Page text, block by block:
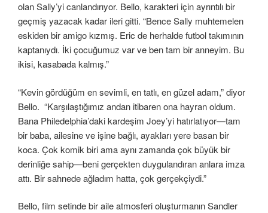
olan Sally’yi canlandırıyor. Bello, karakteri için ayrıntılı bir
geçmiş yazacak kadar ileri gitti. “Bence Sally muhtemelen
eskiden bir amigo kızmış. Eric de herhalde futbol takımının
kaptanıydı. İki çocuğumuz var ve ben tam bir anneyim. Bu
ikisi, kasabada kalmış.”
“Kevin gördüğüm en sevimli, en tatlı, en güzel adam,” diyor
Bello. “Karşılaştığımız andan itibaren ona hayran oldum.
Bana Philedelphia’daki kardeşim Joey’yi hatırlatıyor—tam
bir baba, ailesine ve işine bağlı, ayakları yere basan bir
koca. Çok komik biri ama aynı zamanda çok büyük bir
derinliğe sahip—beni gerçekten duygulandıran anlara imza
attı. Bir sahnede ağladım hatta, çok gerçekçiydi.”
Bello, film setinde bir aile atmosferi oluşturmanın Sandler